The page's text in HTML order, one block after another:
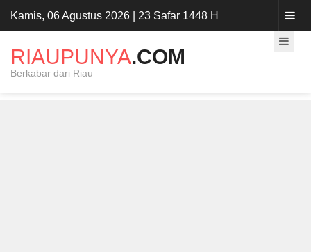
Kamis, 06 Agustus 2026 | 23 Safar 1448 H
RIAUPUNYA.COM
Berkabar dari Riau